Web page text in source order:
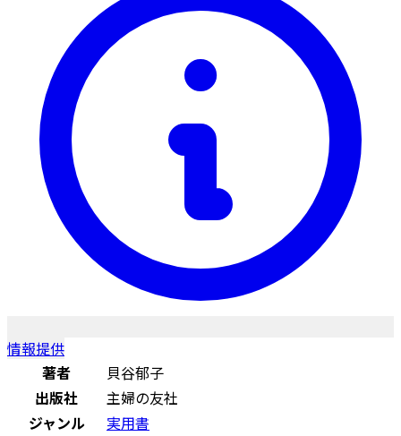
情報提供
著者
貝谷郁子
出版社
主婦の友社
ジャンル
実用書